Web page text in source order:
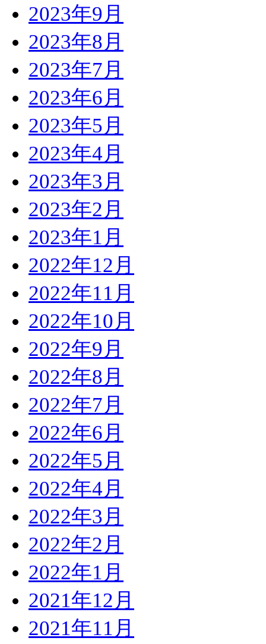
2023年9月
2023年8月
2023年7月
2023年6月
2023年5月
2023年4月
2023年3月
2023年2月
2023年1月
2022年12月
2022年11月
2022年10月
2022年9月
2022年8月
2022年7月
2022年6月
2022年5月
2022年4月
2022年3月
2022年2月
2022年1月
2021年12月
2021年11月